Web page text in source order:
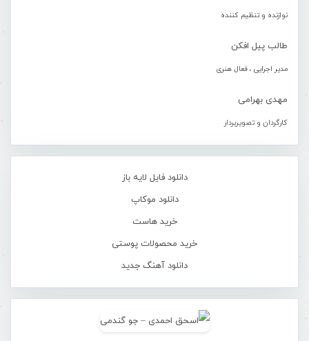
نوازنده و تنظیم کننده
طالب پیل افکن
مدیر اجرایی ، فعال هنری
مهدی بهرامی
کارگردان و تصویربردار
دانلود فایل لایه باز
دانلود موکاپ
خرید هاست
خرید محصولات پوستی
دانلود آهنگ جدید